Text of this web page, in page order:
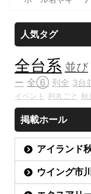
人気タグ
全台系 並び
ー 全⑥ 列全 3台
イベント 列丸ごと 秋
掲載ホール
アイランド
ウイング市